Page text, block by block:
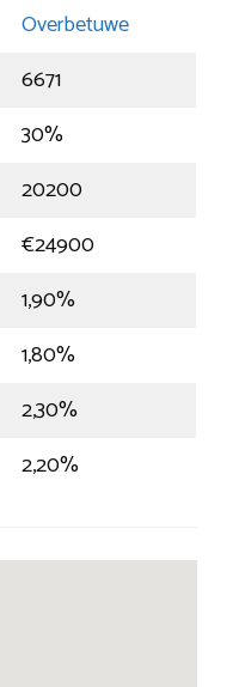
Overbetuwe
6671
30%
20200
€24900
1,90%
1,80%
2,30%
2,20%